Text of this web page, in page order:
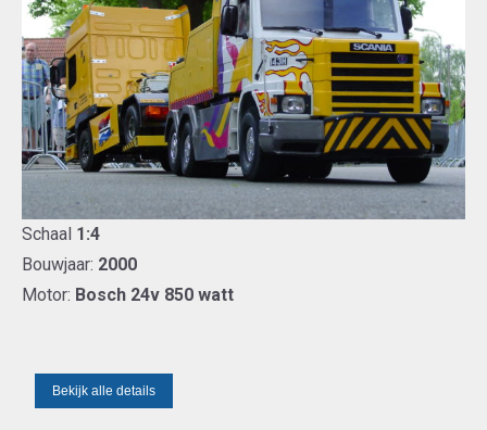
Schaal 1:4
Bouwjaar: 2000
Motor: Bosch 24v 850 watt
Bekijk alle details